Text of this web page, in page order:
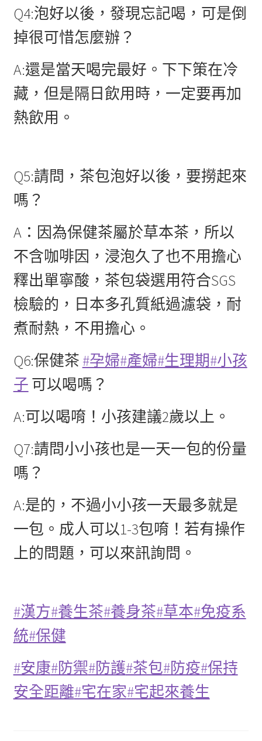
Q4:泡好以後，發現忘記喝，可是倒
掉很可惜怎麼辦？
A:還是當天喝完最好。下下策在冷
藏，但是隔日飲用時，一定要再加
熱飲用。
Q5:請問，茶包泡好以後，要撈起來
嗎？
A：因為保健茶屬於草本茶，所以
不含咖啡因，浸泡久了也不用擔心
釋出單寧酸，茶包袋選用符合SGS
檢驗的，日本多孔質紙過濾袋，耐
煮耐熱，不用擔心。
Q6:保健茶 #孕婦#產婦#生理期#小孩
子 可以喝嗎？
A:可以喝唷！小孩建議2歲以上。
Q7:請問小小孩也是一天一包的份量
嗎？
A:是的，不過小小孩一天最多就是
一包。成人可以1-3包唷！若有操作
上的問題，可以來訊詢問。
#漢方#養生茶#養身茶#草本#免疫系
統#保健
#安康#防禦#防護#茶包#防疫#保持
安全距離#宅在家#宅起來養生